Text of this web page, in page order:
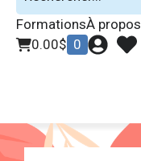
FormationsÀ propos
0.00$ 0